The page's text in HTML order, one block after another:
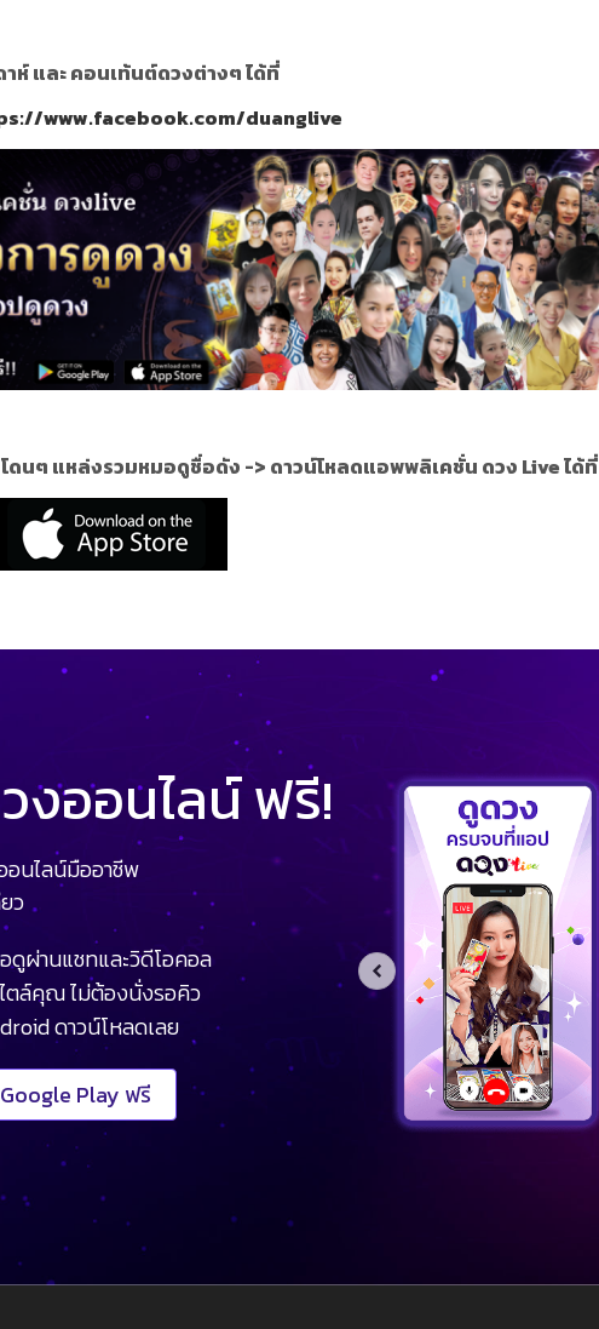
ห์ และ คอนเท้นต์ดวงต่างๆ ได้ที่
www.facebook.com/duanglive
ดนๆ แหล่งรวมหมอดูชื่อดัง -> ดาวน์โหลดแอพพลิเคชั่น ดวง Live ได้ที่
งออนไลน์ ฟรี!
นไลน์มืออาชีพ
ว
ผ่านแชทและวิดีโอคอล
ตล์คุณ ไม่ต้องนั่งรอคิว
ดาวน์โหลดเลย
Google Play ฟรี